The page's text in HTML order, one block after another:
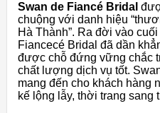
Swan de Fiancé Bridal
chuộng với danh hiệu
Hà Thành”. Ra đời vào
Fiancecé Bridal đã dần
được chỗ đứng vững chắc
chất lượng dịch vụ tốt.
mang đến cho khách hàng
kế lộng lẫy, thời trang sang